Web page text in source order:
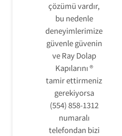
çözümü vardır,
bu nedenle
deneyimlerimize
güvenle güvenin
ve Ray Dolap
Kapılarını ®
tamir ettirmeniz
gerekiyorsa
(554) 858-1312
numaralı
telefondan bizi